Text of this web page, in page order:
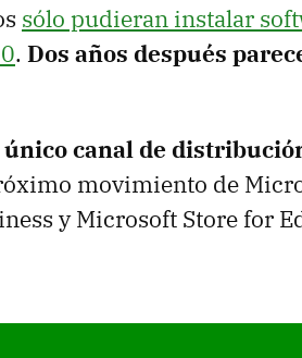
sólo pudieran instalar
. Dos años después
único canal de
movimiento de
y Microsoft Store for